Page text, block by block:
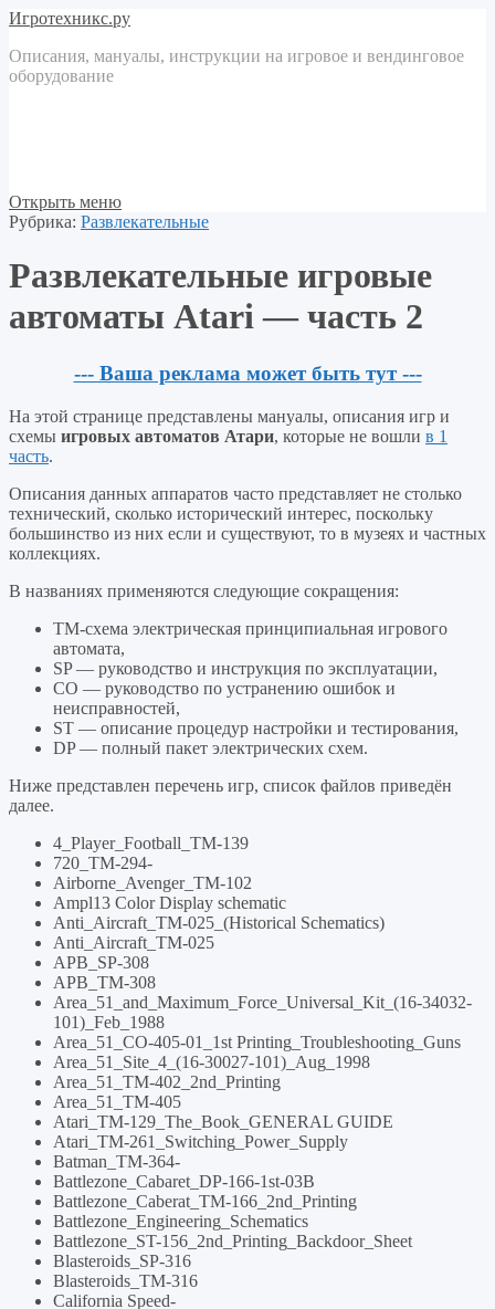
Игротехникс.ру
Описания, мануалы, инструкции на игровое и вендинговое
оборудование
Открыть меню
Рубрика: Развлекательные
Развлекательные игровые
автоматы Atari — часть 2
--- Ваша реклама может быть тут ---
На этой странице представлены мануалы, описания игр и
схемы игровых автоматов Атари, которые не вошли в 1
часть.
Описания данных аппаратов часто представляет не столько
технический, сколько исторический интерес, поскольку
большинство из них если и существуют, то в музеях и частных
коллекциях.
В названиях применяются следующие сокращения:
TM-схема электрическая принципиальная игрового
автомата,
SP — руководство и инструкция по эксплуатации,
CO — руководство по устранению ошибок и
неисправностей,
ST — описание процедур настройки и тестирования,
DP — полный пакет электрических схем.
Ниже представлен перечень игр, список файлов приведён
далее.
4_Player_Football_TM-139
720_TM-294-
Airborne_Avenger_TM-102
Ampl13 Color Display schematic
Anti_Aircraft_TM-025_(Historical Schematics)
Anti_Aircraft_TM-025
APB_SP-308
APB_TM-308
Area_51_and_Maximum_Force_Universal_Kit_(16-34032-
101)_Feb_1988
Area_51_CO-405-01_1st Printing_Troubleshooting_Guns
Area_51_Site_4_(16-30027-101)_Aug_1998
Area_51_TM-402_2nd_Printing
Area_51_TM-405
Atari_TM-129_The_Book_GENERAL GUIDE
Atari_TM-261_Switching_Power_Supply
Batman_TM-364-
Battlezone_Cabaret_DP-166-1st-03B
Battlezone_Caberat_TM-166_2nd_Printing
Battlezone_Engineering_Schematics
Battlezone_ST-156_2nd_Printing_Backdoor_Sheet
Blasteroids_SP-316
Blasteroids_TM-316
California Speed-